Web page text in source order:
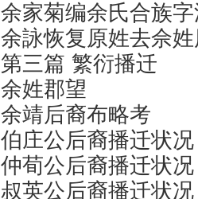
余家菊编余氏合族
余詠恢复原姓去佘
第三篇 繁衍播迁
余姓郡望
余靖后裔布略考
伯庄公后裔播迁状况
仲荀公后裔播迁状况
叔英公后裔播迁状况